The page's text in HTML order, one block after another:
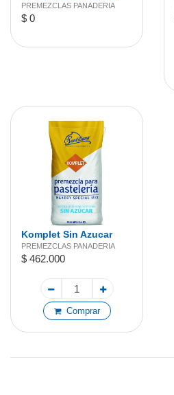
kg
PREMEZCLAS PANADERIA
$ 0
Komplet Sin Azucar
22,6 kg
PREMEZCLAS PANADERIA
$ 462.000
Comprar